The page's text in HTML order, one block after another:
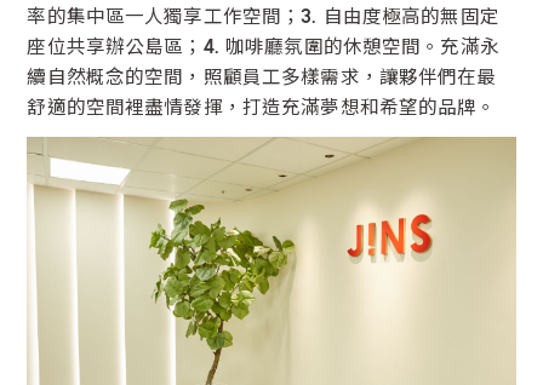
率的集中區一人獨享工作空間；3. 自由度極高的無固定
座位共享辦公島區；4. 咖啡廳氛圍的休憩空間。充滿永
續自然概念的空間，照顧員工多樣需求，讓夥伴們在最
舒適的空間裡盡情發揮，打造充滿夢想和希望的品牌。